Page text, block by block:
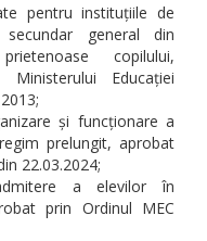
pentru instituțiile de
general din
copilului,
Educației
și funcționare a
prelungit, aprobat
22.03.2024;
a elevilor în
prin Ordinul MEC